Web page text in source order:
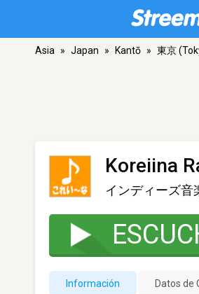
Asia » Japan » Kantō » 東京
Koreiina
インディーズ音
Información Datos de